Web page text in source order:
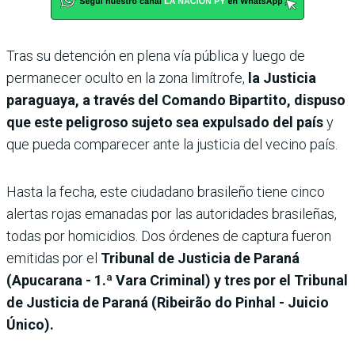
Tras su detención en plena vía pública y luego de
permanecer oculto en la zona limítrofe, la Justicia
paraguaya, a través del Comando Bipartito, dispuso
que este peligroso sujeto sea expulsado del paísy
que pueda comparecer ante la justicia del vecino país.
Hasta la fecha, este ciudadano brasileño tiene cinco
alertas rojas emanadas por las autoridades brasileñas,
todas por homicidios. Dos órdenes de captura fueron
emitidas por el Tribunal de Justicia de Paraná
(Apucarana - 1.ª Vara Criminal) y tres por el Tribunal
de Justicia de Paraná (Ribeirão do Pinhal - Juicio
Único).